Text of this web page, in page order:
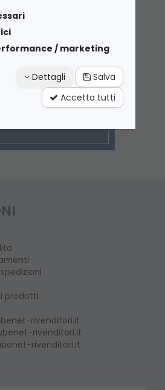
prodotti
rivenditori.it
rivenditori.it
rivenditori.it
/ marketing
Dettagli
Salva
Accetta tutti